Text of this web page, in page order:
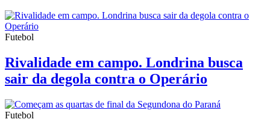
Futebol
Rivalidade em campo. Londrina busca
sair da degola contra o Operário
Futebol